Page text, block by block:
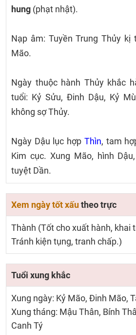
hung (phạt nhật).
Nạp âm: Tuyền Trung Thủy kị
Mão.
Ngày thuộc hành Thủy khắc
tuổi: Kỷ Sửu, Đinh Dậu, Kỷ
không sợ Thủy.
Ngày Dậu lục hợp Thìn, tam
Kim cục. Xung Mão, hình
tuyệt Dần.
Xem ngày tốt xấutheo trực
Thành (Tốt cho xuất hành, khai
Tránh kiện tụng, tranh chấp.)
Tuổi xung khắc
Xung ngày: Kỷ Mão, Đinh Mão,
Xung tháng: Mậu Thân, Bính
Canh Tý